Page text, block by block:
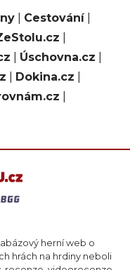
Cestování|
Úschovna.cz
Dokina.cz
herní web o
hrách na hrdiny neboli